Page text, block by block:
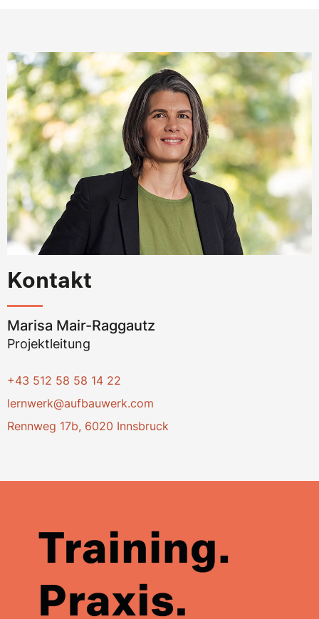
Kontakt
Marisa Mair-Raggautz
Projektleitung
+43 512 58 58 14 22
lernwerk@aufbauwerk.com
Rennweg 17b, 6020 Innsbruck